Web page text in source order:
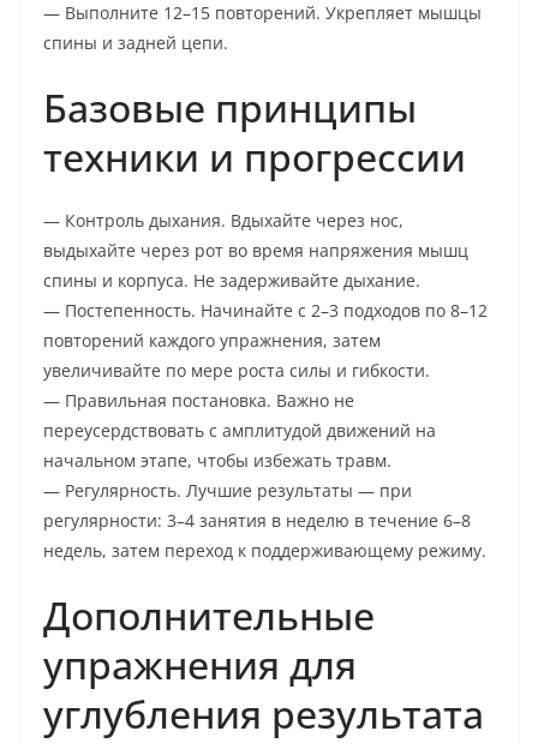
— Выполните 12–15 повторений. Укрепляет мышцы
спины и задней цепи.
Базовые принципы
техники и прогрессии
— Контроль дыхания. Вдыхайте через нос,
выдыхайте через рот во время напряжения мышц
спины и корпуса. Не задерживайте дыхание.
— Постепенность. Начинайте с 2–3 подходов по 8–12
повторений каждого упражнения, затем
увеличивайте по мере роста силы и гибкости.
— Правильная постановка. Важно не
переусердствовать с амплитудой движений на
начальном этапе, чтобы избежать травм.
— Регулярность. Лучшие результаты — при
регулярности: 3–4 занятия в неделю в течение 6–8
недель, затем переход к поддерживающему режиму.
Дополнительные
упражнения для
углубления результата